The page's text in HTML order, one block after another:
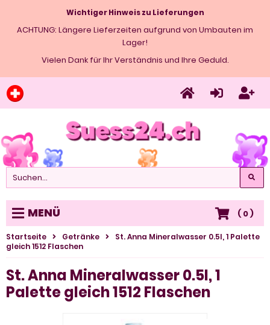
Wichtiger Hinweis zu Lieferungen
ACHTUNG: Längere Lieferzeiten aufgrund von Umbauten im
Lager!
Vielen Dank für Ihr Verständnis und Ihre Geduld.
MENÜ ( 0)
Startseite Getränke
St. Anna Mineralwasser 0.5l, 1 Palette
gleich 1512 Flaschen
St. Anna Mineralwasser 0.5l, 1
Palette gleich 1512 Flaschen